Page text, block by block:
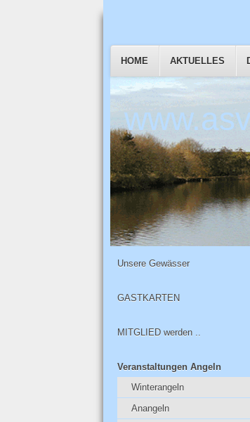
HOME AKTUELLES
Unsere Gewässer
GASTKARTEN
MITGLIED werden ..
Veranstaltungen Angeln
Winterangeln
Anangeln